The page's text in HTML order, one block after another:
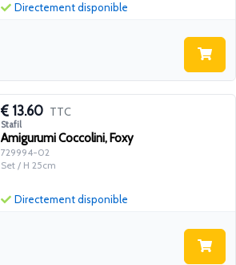
Directement disponible
13.60 TTC
Stafil
Amigurumi Coccolini, Foxy
729994-02
Set / H 25cm
Directement disponible